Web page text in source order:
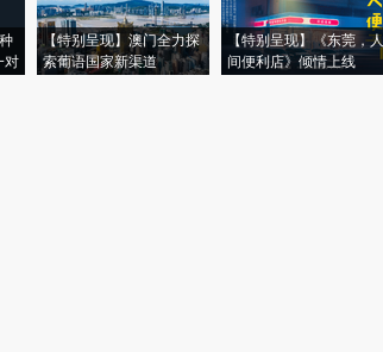
对
【特别呈现】澳门全力探
索葡语国家新渠道
【特别呈现】《东莞，人
间便利店》倾情上线